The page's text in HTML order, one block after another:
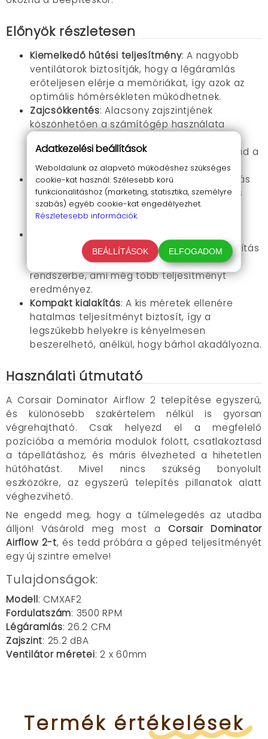
Előnyök részletesen
Kiemelkedő hűtési teljesítmény: A nagyobb
ventilátorok biztosítják, hogy a légáramlás
erőteljesen elérje a memóriákat, így azok az
optimális hőmérsékleten működhetnek.
Zajcsökkentés: Alacsony zajszintjének
köszönhetően a számítógép használata
nyugalmadat, így teljesen átadhatod magad a
munkának vagy a játéknak.
Maximális légáramlás: A 26,2 CFM légáramlás
garantáltan védelmet nyújt a túlmelegedés
ellen, növelve ezzel a teljesítményed
stabilitását.
dominátor hűtőbordához optimalizált kialakítás
révén zökkenőmentesen illeszthető a
rendszerbe, ami még több teljesítményt
eredményez.
Kompakt kialakítás: A kis méretek ellenére
hatalmas teljesítményt biztosít, így a
legszűkebb helyekre is kényelmesen
beszerelhető, anélkül, hogy bárhol akadályozna.
Használati útmutató
A Corsair Dominator Airflow 2 telepítése egyszerű,
és különösebb szakértelem nélkül is gyorsan
végrehajtható. Csak helyezd el a megfelelő
pozícióba a memória modulok fölött, csatlakoztasd
a tápellátáshoz, és máris élvezheted a hihetetlen
hűtőhatást. Mivel nincs szükség bonyolult
eszközökre, az egyszerű telepítés pillanatok alatt
véghezvihető.
Ne engedd meg, hogy a túlmelegedés az utadba
álljon! Vásárold meg most a Corsair Dominator
Airflow 2-t, és tedd próbára a géped teljesítményét
egy új szintre emelve!
Tulajdonságok:
Modell: CMXAF2
Fordulatszám: 3500 RPM
Légáramlás: 26.2 CFM
Zajszint: 25.2 dBA
Ventilátor méretei: 2 x 60mm
Termék értékelések
Adatkezelési beállítások
Weboldalunk az alapvető működéshez szükséges
cookie-kat használ. Szélesebb körű
funkcionalitáshoz (marketing, statisztika, személyre
szabás) egyéb cookie-kat engedélyezhet.
Részletesebb információk.
BEÁLLÍTÁSOK ELFOGADOM